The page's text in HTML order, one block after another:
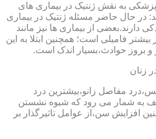
به نقش ژنتیک در بیماری های
در حال حاضر مسئله ژنتیک در بیماری
دارند.بعضی از بیماری ها نیز مانند
فامیلی است؛ همچنین ابتلا به این
و بروز حوادث،بسیار اندک است.
زنان
مفاصل زانو،بیشترین درد
به شمار می رود که شیوه نشستن
افزایش سن،از عوامل تاثیرگذار بر